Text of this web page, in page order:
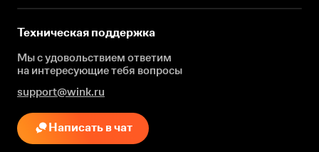
Техническая поддержка
Мы с удовольствием ответим
на интересующиетебя вопросы
support@wink.ru
Написать в чат